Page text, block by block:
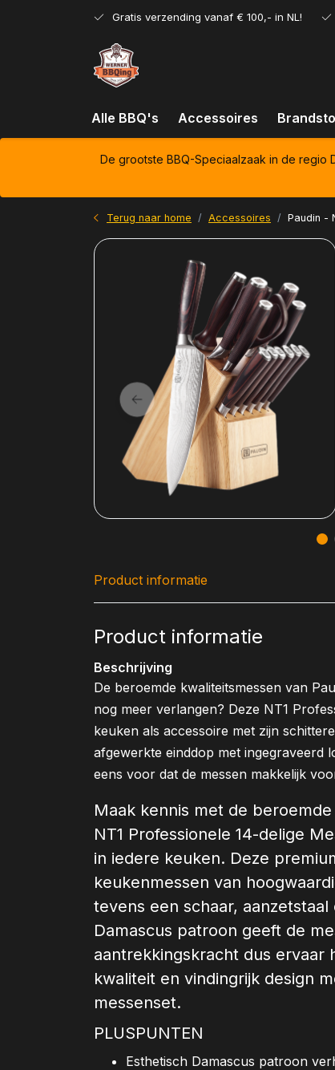
Gratis verzending vanaf € 100,- in NL!
Alle BBQ's Accessoires
De grootste BBQ-Speciaalzaak in de regio
Terug naar home Accessoires Paudin -
Product informatie
Product informatie
Beschrijving
De beroemde kwaliteitsmessen van
nog meer verlangen? Deze NT1
keuken als accessoire met zijn
afgewerkte einddop met
eens voor dat de messen makkelijk
Maak kennis met de
NT1 Professionele 14-delige
in iedere keuken. Deze
keukenmessen van
tevens een schaar,
Damascus patroon geeft de
aantrekkingskracht dus ervaar
kwaliteit en vindingrijk design
messenset.
PLUSPUNTEN
Esthetisch Damascus patroon